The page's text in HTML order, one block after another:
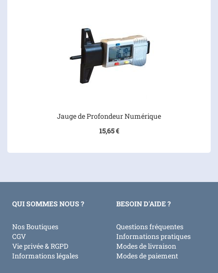
Jauge de Profondeur Numérique
15,65 €
QUI SOMMES NOUS ?
Nos Boutiques
CGV
Vie privée & RGPD
Informations légales
BESOIN D'AIDE ?
Questions fréquentes
Informations pratiques
Modes de livraison
Modes de paiement